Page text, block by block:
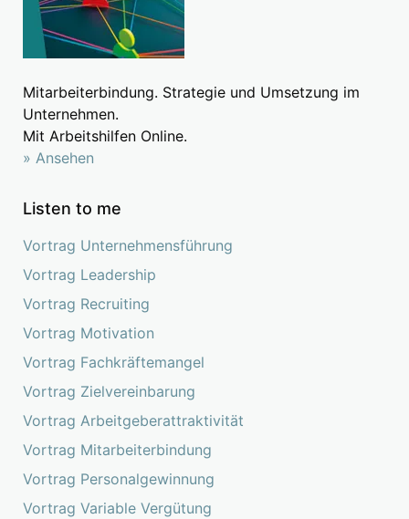
Mitarbeiterbindung. Strategie und Umsetzung im
Unternehmen.
Mit Arbeitshilfen Online.
» Ansehen
Listen to me
Vortrag Unternehmensführung
Vortrag Leadership
Vortrag Recruiting
Vortrag Motivation
Vortrag Fachkräftemangel
Vortrag Zielvereinbarung
Vortrag Arbeitgeberattraktivität
Vortrag Mitarbeiterbindung
Vortrag Personalgewinnung
Vortrag Variable Vergütung